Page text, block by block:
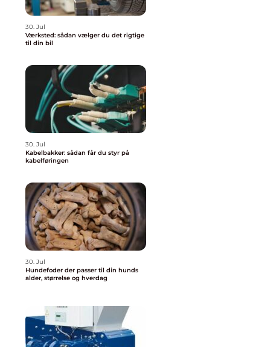
30. Jul
Værksted: sådan vælger du det rigtige
til din bil
30. Jul
Kabelbakker: sådan får du styr på
kabelføringen
30. Jul
Hundefoder der passer til din hunds
alder, størrelse og hverdag